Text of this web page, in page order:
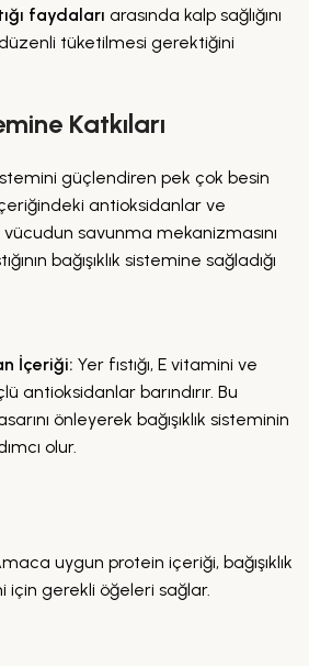
faydaları arasında kalp sağlığını
tüketilmesi gerektiğini
Katkıları
sistemini güçlendiren pek çok besin
antioksidanlar ve
savunma mekanizmasını
bağışıklık sistemine sağladığı
İçeriği: Yer fıstığı, E vitamini ve
antioksidanlar barındırır. Bu
önleyerek bağışıklık sisteminin
olur.
uygun protein içeriği, bağışıklık
için gerekli öğeleri sağlar.